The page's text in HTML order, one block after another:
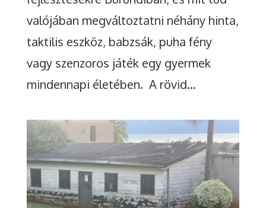
valójában megváltoztatni néhány hinta,
taktilis eszköz, babzsák, puha fény
vagy szenzoros játék egy gyermek
mindennapi életében. A rövid...